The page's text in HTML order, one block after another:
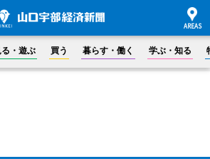
る・遊ぶ 買う 暮らす・働く 学ぶ・知る